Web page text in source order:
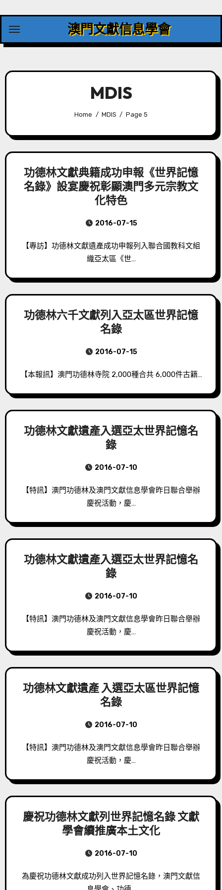
content
澳門文獻信息學會
MDIS
Home MDIS Page 5
功德林文獻典籍成功申報《世界記憶
名錄》設宴慶祝彰顯澳門多元宗教文
化特色
2016-07-15
【專訪】功德林文獻遺產成功申報列入聯合國教科文組
織亞太區《世…
功德林六千文獻列入亞太區世界記憶
名錄
2016-07-15
【本報訊】澳門功德林寺院 2,000種合共 6,000件古籍…
功德林文獻遺產入選亞太世界記憶名
錄
2016-07-10
【特訊】澳門功德林及澳門文獻信息學會昨日聯合舉辦
慶祝活動，慶…
功德林文獻遺產入選亞太世界記憶名
錄
2016-07-10
【特訊】澳門功德林及澳門文獻信息學會昨日聯合舉辦
慶祝活動，慶…
功德林文獻遺產 入選亞太區世界記憶
名錄
2016-07-10
【特訊】澳門功德林及澳門文獻信息學會昨日聯合舉辦
慶祝活動，慶…
慶祝功德林文獻列世界記憶名錄 文獻
學會續推廣本土文化
2016-07-10
為慶祝功德林文獻成功列入世界記憶名錄，澳門文獻信